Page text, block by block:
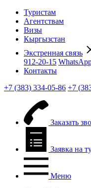
Туристам
Агентствам
Визы
Кыргызстан
Экстренная связь
912-20-15
Контакты
+7 (383) 334-05-86 +7
Заказать
Заявка на
Меню